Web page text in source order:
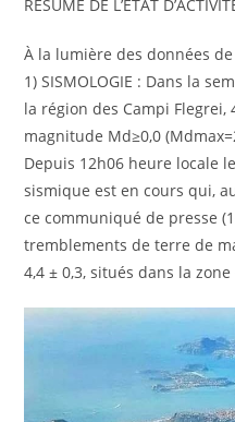
RÉSUMÉ DE L’ÉTAT
À la lumière des données
1) SISMOLOGIE : Dans la
la région des Campi
magnitude Md≥0,0
Depuis 12h06 heure locale
sismique est en cours qui,
ce communiqué de presse
tremblements de terre de
4,4 ± 0,3, situés dans la